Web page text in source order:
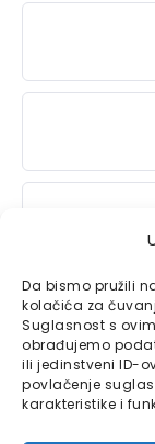
Da bismo pružili
kolačića za
Suglasnost s
obrađujemo
ili jedinstveni ID-
povlačenje
karakteristike i
Linkovi